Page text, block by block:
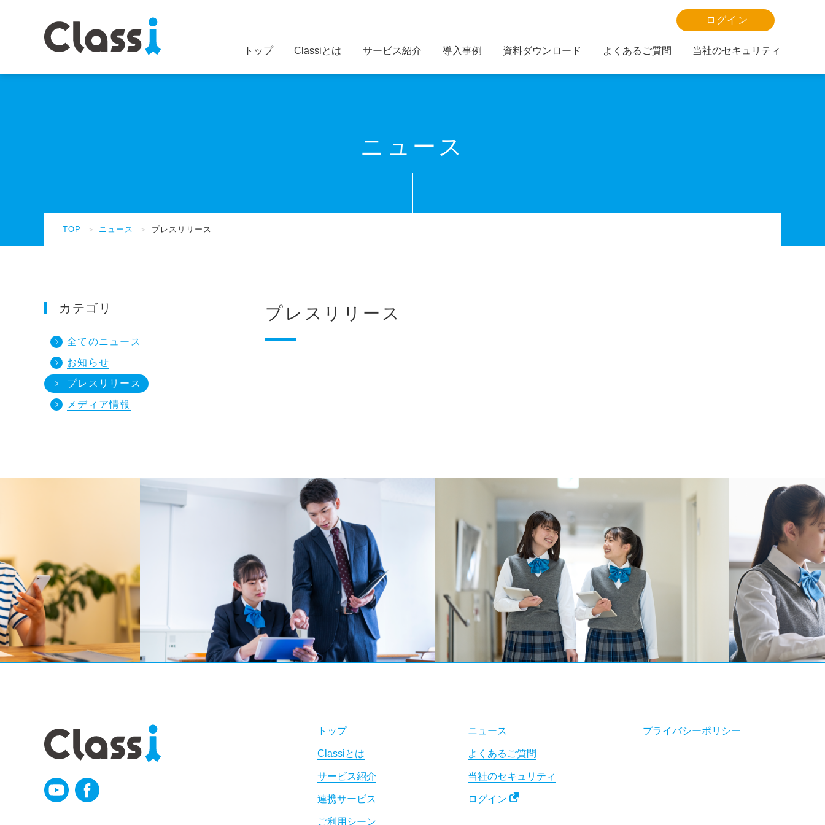
ログイン
トップ Classiとは サービス紹介 導入事例 資料ダウンロード よくあるご質問 当社のセキュリティ
ニュース
TOP ＞ ニュース ＞ プレスリリース
カテゴリ
全てのニュース
お知らせ
プレスリリース
メディア情報
プレスリリース
トップ
Classiとは
サービス紹介
連携サービス
ご利用シーン
ニュース
よくあるご質問
当社のセキュリティ
ログイン
プライバシーポリシー